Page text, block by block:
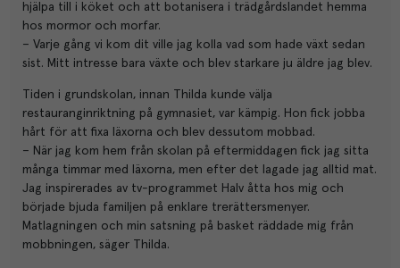
hjälpa till i köket och att botanisera i trädgårdslandet hemma
hos mormor och morfar.
– Varje gång vi kom dit ville jag kolla vad som hade växt sedan
sist. Mitt intresse bara växte och blev starkare ju äldre jag blev.
Tiden i grundskolan, innan Thilda kunde välja
restauranginriktning på gymnasiet, var kämpig. Hon fick jobba
hårt för att fixa läxorna och blev dessutom mobbad.
– När jag kom hem från skolan på eftermiddagen fick jag sitta
många timmar med läxorna, men efter det lagade jag alltid mat.
Jag inspirerades av tv-programmet Halv åtta hos mig och
började bjuda familjen på enklare trerättersmenyer.
Matlagningen och min satsning på basket räddade mig från
mobbningen, säger Thilda.